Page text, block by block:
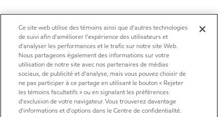
Ce site web utilise des témoins ainsi que d'autres technologies
de suivi afin d'améliorer l'expérience des utilisateurs et
d'analyser les performances et le trafic sur notre site Web.
Nous partageons également des informations sur votre
utilisation de notre site avec nos partenaires de médias
sociaux, de publicité et d'analyse, mais vous pouvez choisir de
ne pas participer à ce partage en utilisant le bouton « Rejeter
les témoins facultatifs » ou en signalant les préférences
d'exclusion de votre navigateur. Vous trouverez davantage
d'informations et d'options dans le Centre de confidentialité.